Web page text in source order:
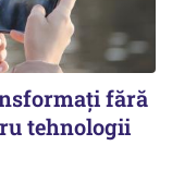
fără
tehnologii